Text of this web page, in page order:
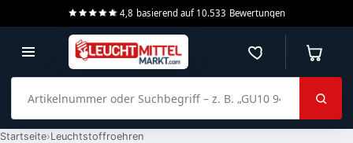
4,8 basierend auf 10.533 Bewertungen
Merkzettel
Startseite Leuchtstoffroehren